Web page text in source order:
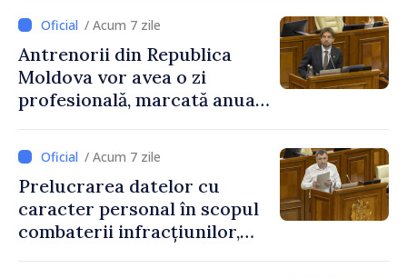
educațional național
/ Acum 7 zile
Antrenorii din Republica
Moldova vor avea o zi
profesională, marcată anual
/ Acum 7 zile
Prelucrarea datelor cu
caracter personal în scopul
combaterii infracțiunilor,